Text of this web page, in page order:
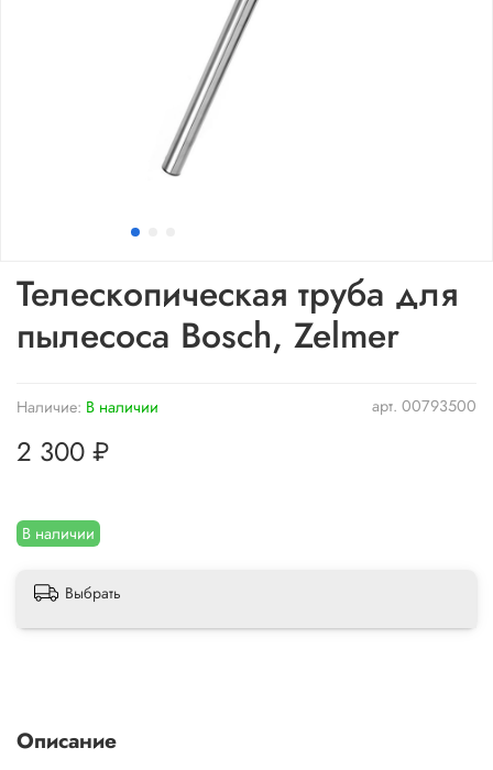
арт. 00793500
Наличие: В наличии
В наличии
Телескопическая труба для
пылесоса Bosch, Zelmer
2 300 ₽
Выбрать
Описание